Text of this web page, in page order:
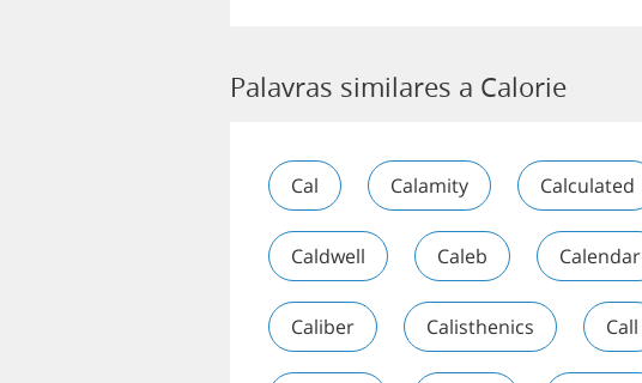
Palavras similares a Calorie
Cal Calamity Calculated
Caldwell Caleb Calendar
Caliber Calisthenics Call